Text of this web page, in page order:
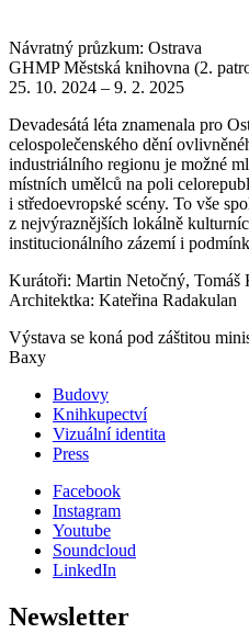
Návratný průzkum: Ostrava
GHMP Městská knihovna (2.
25. 10. 2024 – 9. 2. 2025
Devadesátá léta znamenala pro
celospolečenského dění
industriálního regionu je možné
místních umělců na poli
i středoevropské scény. To vše
z nejvýraznějších lokálně
institucionálního zázemí i
Kurátoři: Martin Netočný, Tomáš
Architektka: Kateřina Radakulan
Výstava se koná pod záštitou
Baxy
Budovy
Knihkupectví
Vizuální identita
Press
Facebook
Instagram
Youtube
Soundcloud
LinkedIn
Newsletter